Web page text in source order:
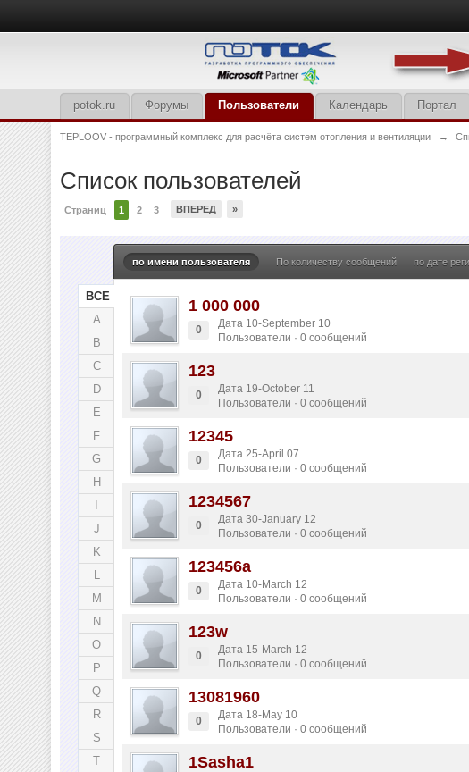
potok.ru Форумы Пользователи Календарь Портал
TEPLOOV - программный комплекс для расчёта систем отопления и вентиляции →
Список пользователей
Страниц 1 2 3 ВПЕРЕД »
ВСЕ
A
B
C
D
E
F
G
H
J
K
L
M
N
O
P
Q
R
S
T
по имени пользователя По количеству сообщений по дате
1 000 000
0
Дата 10-September 10
Пользователи · 0 сообщений
123
0
Дата 19-October 11
Пользователи · 0 сообщений
12345
0
Дата 25-April 07
Пользователи · 0 сообщений
1234567
0
Дата 30-January 12
Пользователи · 0 сообщений
123456a
0
Дата 10-March 12
Пользователи · 0 сообщений
123w
0
Дата 15-March 12
Пользователи · 0 сообщений
13081960
0
Дата 18-May 10
Пользователи · 0 сообщений
1Sasha1